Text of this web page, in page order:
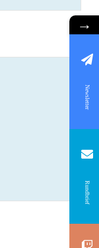
→
Newsletter
Rundbrief